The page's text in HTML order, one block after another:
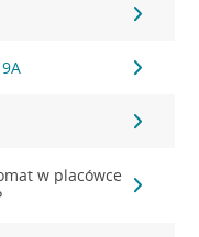
w placówce